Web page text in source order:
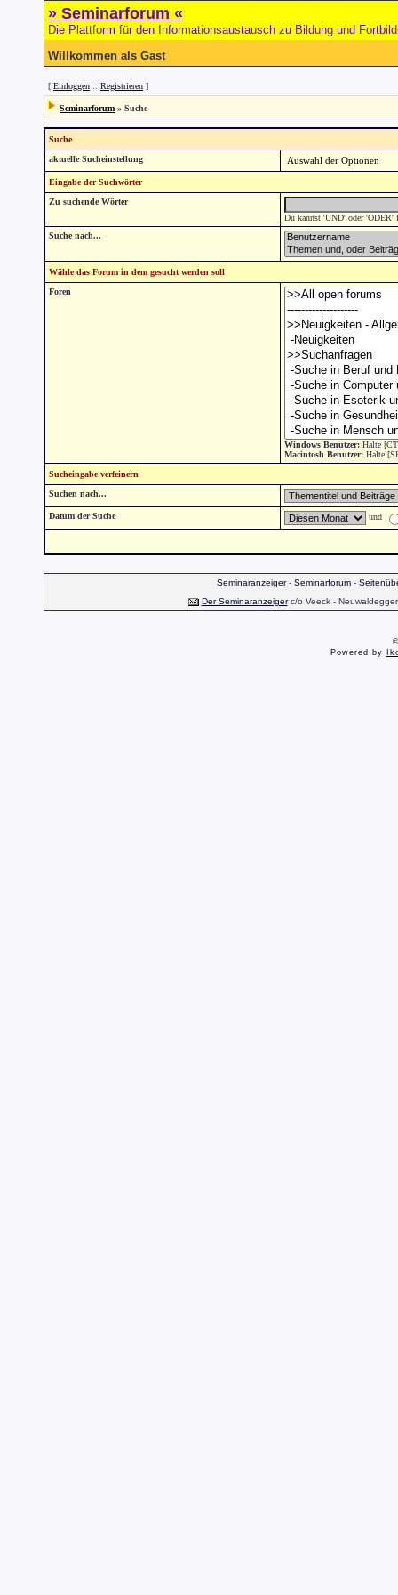
» Seminarforum «
Die Plattform für den Informationsaustausch zu Bildung und
Willkommen als Gast
[ Einloggen :: Registrieren ]
Seminarforum » Suche
Suche
aktuelle Sucheinstellung
Eingabe der Suchwörter
Zu suchende Wörter
Du kannst 'UND' oder 'ODER'
Suche nach...
Wähle das Forum in dem gesucht werden soll
Foren
Windows Benutzer: Halte
Macintosh Benutzer: Halte
Sucheingabe verfeinern
Suchen nach...
Datum der Suche und
Seminaranzeiger- Seminarforum-
Der Seminaranzeigerc/o Veeck -
Powered by